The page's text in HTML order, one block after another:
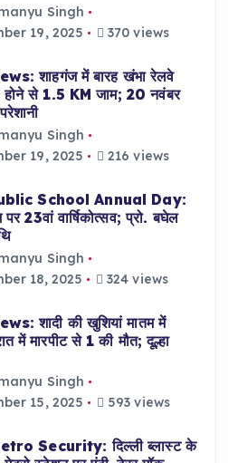
Singh
19, 2025
370 views
शाहगंज में बारह खंभा रेलवे
से 1.5 KM जाम; 20 नवंबर
Singh
19, 2025
216 views
School Annual Day:
पर 23वां वार्षिकोत्सव; प्रो. बघेल
Singh
18, 2025
324 views
शादी की खुशियां मातम में
में मारपीट से 1 की मौत; दूल्हा
Singh
15, 2025
593 views
Security: दिल्ली ब्लास्ट के